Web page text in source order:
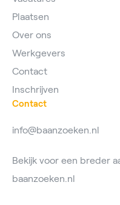
Plaatsen
Over ons
Werkgevers
Contact
Inschrijven
Contact
info@baanzoeken.nl
Bekijk voor een breder
baanzoeken.nl